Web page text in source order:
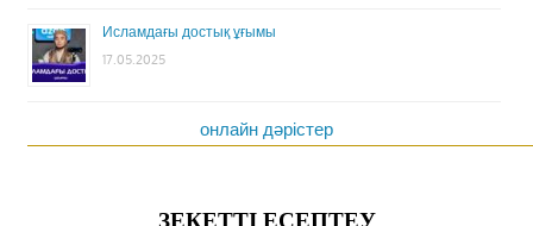
Исламдағы достық ұғымы
17.05.2025
онлайн дәрістер